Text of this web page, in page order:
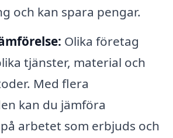
och kan spara pengar.
Olika företag
tjänster, material och
Med flera
kan du jämföra
arbetet som erbjuds och